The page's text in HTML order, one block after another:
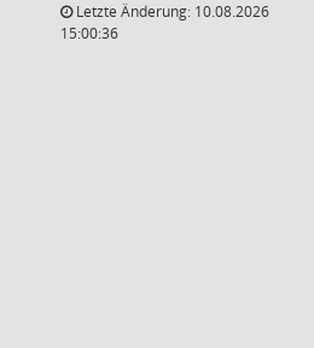
Letzte Änderung: 10.08.2026
15:00:36